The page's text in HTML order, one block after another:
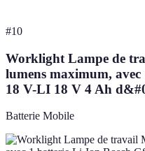
#10
Worklight Lampe de
lumens maximum,
18 V-LI 18 V 4 Ah
Batterie Mobile